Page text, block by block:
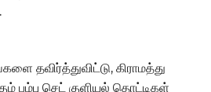
தவிர்த்துவிட்டு, கிராமத்து
பம்பு செட் குளியல் தொட்டிகள்